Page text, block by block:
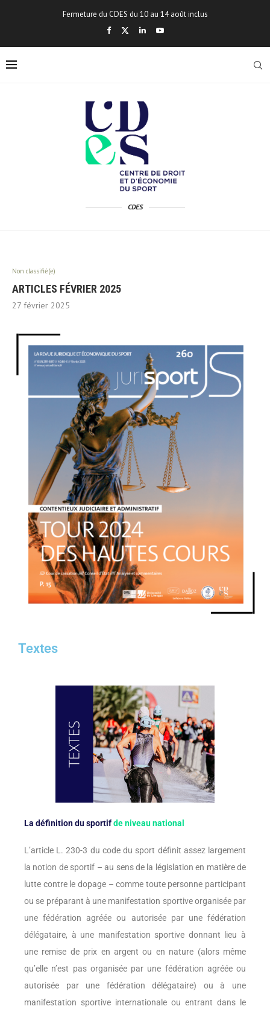
Fermeture du CDES du 10 au 14 août inclus
CDES
Non classifié(e)
ARTICLES FÉVRIER 2025
27 février 2025
Textes
La définition du sportifde niveau national
L’article L. 230-3 du code du sport définit assez largement
la notion de sportif – au sens de la législation en matière de
lutte contre le dopage – comme toute personne participant
ou se préparant à une manifestation sportive organisée par
une fédération agréée ou autorisée par une fédération
délégataire, à une manifestation sportive donnant lieu à
une remise de prix en argent ou en nature (alors même
qu’elle n’est pas organisée par une fédération agréée ou
autorisée par une fédération délégataire) ou à une
manifestation sportive internationale ou entrant dans le